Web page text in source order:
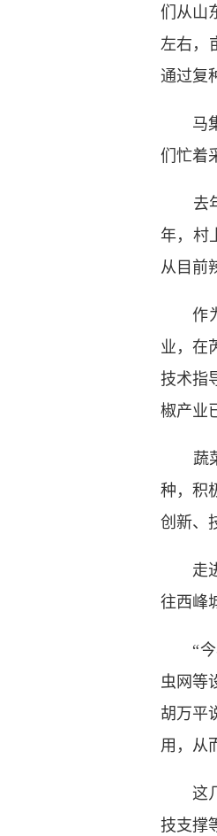
们从山
左右，
通过复
马集
们忙着
去年
年，村
从目前
作为
业，在
技术指
椒产业
蔬菜
种，积
创新、
走进
往西峰
“今年
虫网等
胡万平
用，从
这几
技支撑